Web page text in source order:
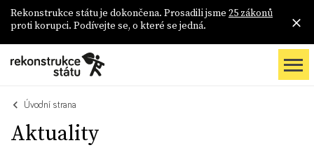
Rekonstrukce státu je dokončena. Prosadili jsme 25 zákonů
proti korupci. Podívejte se, o které se jedná.
Úvodní strana
Aktuality